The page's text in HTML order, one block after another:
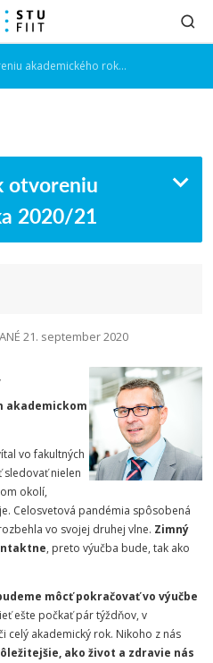
roka 2020/21
otvoreniu
2020/21
21. september 2020
akademickom
vo fakultných
nielen
okolí,
Celosvetová pandémia spôsobená
vo svojej druhej vlne. Zimný
, preto výučba bude, tak ako
môcť pokračovať vo výučbe
ešte počkať pár týždňov, v
celý akademický rok. Nikoho z nás
ako život a zdravie nás